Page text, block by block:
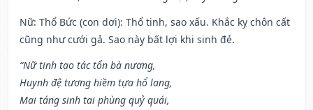
Nữ: Thổ Bức (con dơi): Thổ tinh, sao xấu. Khắc kỵ chôn cất
cũng như cưới gả. Sao này bất lợi khi sinh đẻ.
“Nữ tinh tạo tác tổn bà nương,
Huynh đệ tương hiềm tựa hổ lang,
Mai táng sinh tai phùng quỷ quái,